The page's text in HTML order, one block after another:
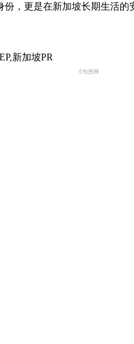
，更是在新加坡长期生活的
网